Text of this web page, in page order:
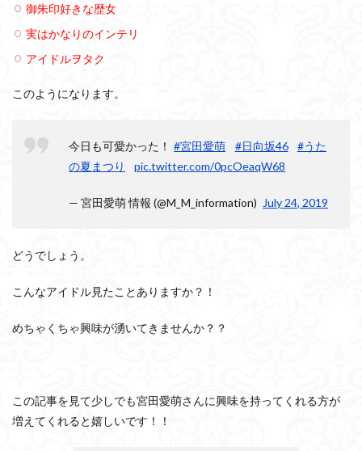
御朱印好きな歴女
実はかなりのインテリ
アイドルヲタク
このようになります。
今日も可愛かった！ #宮田愛萌 #日向坂46
#うた
の夏まつり
pic.twitter.com/0pcOeaqW68
— 宮田愛萌 情報 (@M_M_information) July 24, 2019
どうでしょう。
こんなアイドル見たことありますか？！
めちゃくちゃ興味が湧いてきませんか？？
この記事を見て少しでも宮田愛萌さんに興味を持ってくれる方が
増えてくれると嬉しいです！！